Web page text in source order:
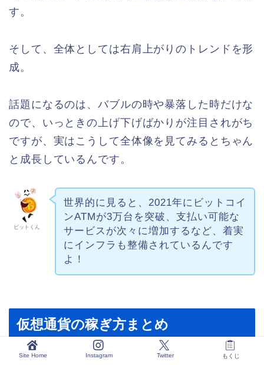
す。
そして、全体としては右肩上がりのトレンドを形
成。
話題になるのは、バブルの時や暴落した時だけな
ので、いっときの上げ下げばかりが注目されがち
ですが、実はこうして全体像を見てみるとちゃん
と成長しているんです。
ビットくん
世界的に見ると、2021年にビットコイ
ンATMが3万台を突破、支払い可能な
サービスが次々に増加するなど、着実
にインフラも整備されているんです
よ！
仮想通貨の稼ぎ方まとめ
2022年に仮想通貨関連商品での稼ぎ方について
Site Home Instagram Twitter もくじ